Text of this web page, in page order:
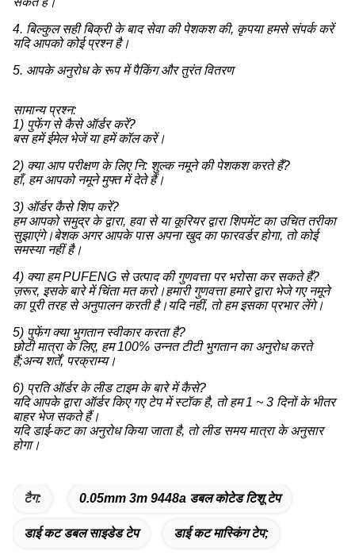
4. बिल्कुल सही बिक्री के बाद सेवा की पेशकश की, कृपया हमसे संपर्क करें
यदि आपको कोई प्रश्न है।
5. आपके अनुरोध के रूप में पैकिंग और तुरंत वितरण
सामान्य प्रश्न:
1) पुफेंग से कैसे ऑर्डर करें?
बस हमें ईमेल भेजें या हमें कॉल करें।
2) क्या आप परीक्षण के लिए नि: शुल्क नमूने की पेशकश करते हैं?
हाँ, हम आपको नमूने मुफ्त में देते हैं।
3) ऑर्डर कैसे शिप करें?
हम आपको समुद्र के द्वारा, हवा से या कूरियर द्वारा शिपमेंट का उचित तरीका
सुझाएंगे।बेशक अगर आपके पास अपना खुद का फारवर्डर होगा, तो कोई
समस्या नहीं है।
4) क्या हम PUFENG से उत्पाद की गुणवत्ता पर भरोसा कर सकते हैं?
ज़रूर, इसके बारे में चिंता मत करो।हमारी गुणवत्ता हमारे द्वारा भेजे गए नमूने
का पूरी तरह से अनुपालन करती है।यदि नहीं, तो हम इसका प्रभार लेंगे।
5) पुफेंग क्या भुगतान स्वीकार करता है?
छोटी मात्रा के लिए, हम 100% उन्नत टीटी भुगतान का अनुरोध करते
हैं;अन्य शर्तें, परक्राम्य।
6) प्रति ऑर्डर के लीड टाइम के बारे में कैसे?
यदि आपके द्वारा ऑर्डर किए गए टेप में स्टॉक है, तो हम 1 ~ 3 दिनों के भीतर
बाहर भेज सकते हैं।
यदि डाई-कट का अनुरोध किया जाता है, तो लीड समय मात्रा के अनुसार
होगा।
टैग: 0.05mm 3m 9448a डबल कोटेड टिशू टेप
डाई कट डबल साइडेड टेप डाई कट मास्किंग टेप;